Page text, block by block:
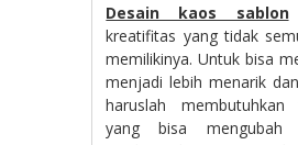
Desain kaos sablon
kreatifitas yang tidak
memilikinya. Untuk bisa
menjadi lebih menarik
haruslah
yang bisa mengubah